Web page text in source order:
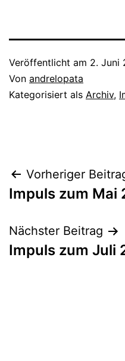
Veröffentlicht am 2. Juni
Von andrelopata
Kategorisiert als Archiv,
Vorheriger
Impuls zum Mai
Nächster Beitrag
Impuls zum Juli